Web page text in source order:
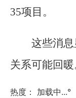
35项目。
这些消
关系可能回暖
热度： 加载中...°